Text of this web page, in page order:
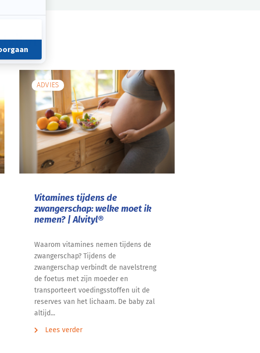
ADVIES
Vitamines tijdens de
zwangerschap: welke moet ik
nemen? | Alvityl®
Waarom vitamines nemen tijdens de
zwangerschap? Tijdens de
zwangerschap verbindt de navelstreng
de foetus met zijn moeder en
transporteert voedingsstoffen uit de
reserves van het lichaam. De baby zal
altijd...
Lees verder